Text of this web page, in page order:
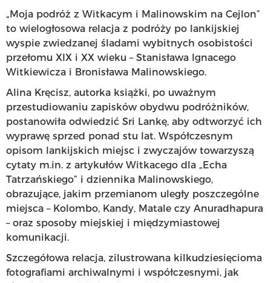
„Moja podróż z Witkacym i Malinowskim na Cejlon”
to wielogłosowa relacja z podróży po lankijskiej
wyspie zwiedzanej śladami wybitnych osobistości
przełomu XIX i XX wieku – Stanisława Ignacego
Witkiewicza i Bronisława Malinowskiego.
Alina Kręcisz, autorka książki, po uważnym
przestudiowaniu zapisków obydwu podróżników,
postanowiła odwiedzić Sri Lankę, aby odtworzyć ich
wyprawę sprzed ponad stu lat. Współczesnym
opisom lankijskich miejsc i zwyczajów towarzyszą
cytaty m.in. z artykułów Witkacego dla „Echa
Tatrzańskiego” i dziennika Malinowskiego,
obrazujące, jakim przemianom uległy poszczególne
miejsca – Kolombo, Kandy, Matale czy Anuradhapura
– oraz sposoby miejskiej i międzymiastowej
komunikacji.
Szczegółowa relacja, zilustrowana kilkudziesięcioma
fotografiami archiwalnymi i współczesnymi, jak